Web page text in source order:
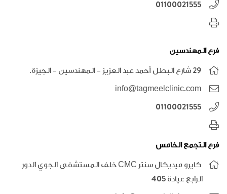
01100021555
فرع المهندسين
٢٩ شارع البطل أحمد عبد العزيز - المهندسين - الجيزة.
info@tagmeelclinic.com
01100021555
فرع التجمع الخامس
كايرو ميديكال سنتر CMC خلف المستشفى الجوي الدور
الرابع عيادة 405